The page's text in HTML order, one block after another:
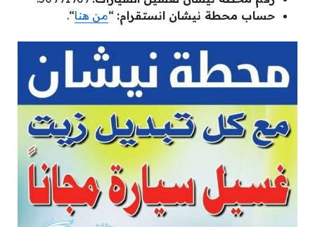
حساب محطة نيشان انستقرام: “من هنا“.